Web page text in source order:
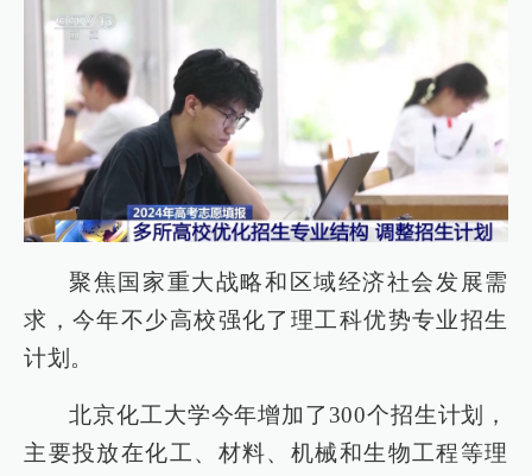
聚焦国家重大战略和区域经济社会发展需
求，今年不少高校强化了理工科优势专业招生
计划。
北京化工大学今年增加了300个招生计划，
主要投放在化工、材料、机械和生物工程等理